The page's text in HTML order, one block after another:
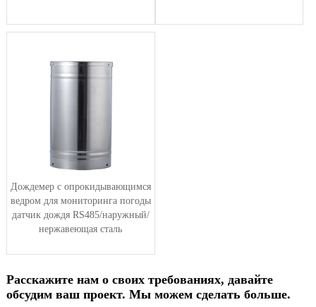
Дождемер с опрокидывающимся
ведром для мониторинга погоды
датчик дождя RS485/наружный/
нержавеющая сталь
Расскажите нам о своих требованиях, давайте
обсудим ваш проект. Мы можем сделать больше.